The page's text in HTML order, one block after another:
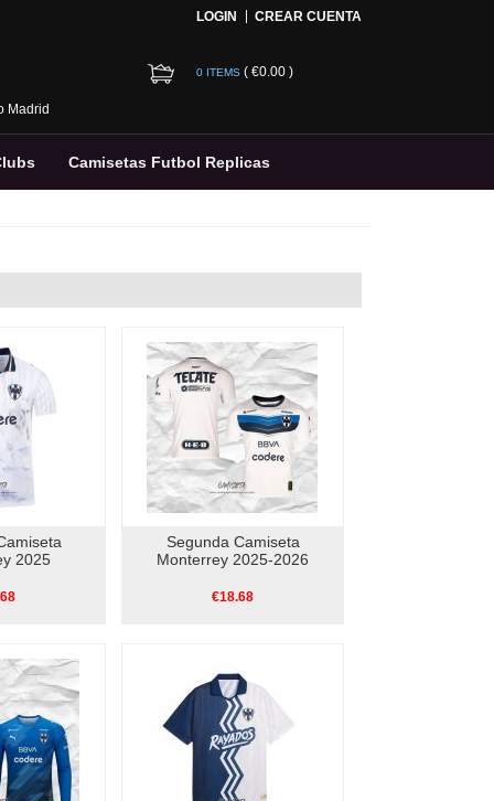
LOGIN CREAR CUENTA
Madrid
0 ITEMS ( €0.00 )
Camisetas Futbol Replicas
2025
Segunda Camiseta
Monterrey 2025-2026
€18.68